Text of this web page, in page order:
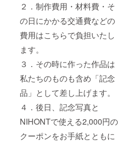
２．制作費用・材料費・そ
の日にかかる交通費などの
費用はこちらで負担いたし
ます。
３．その時に作った作品は
私たちのものも含め「記念
品」として差し上げます。
４．後日、記念写真と
NIHONTで使える2,000円の
クーポンをお手紙とともに